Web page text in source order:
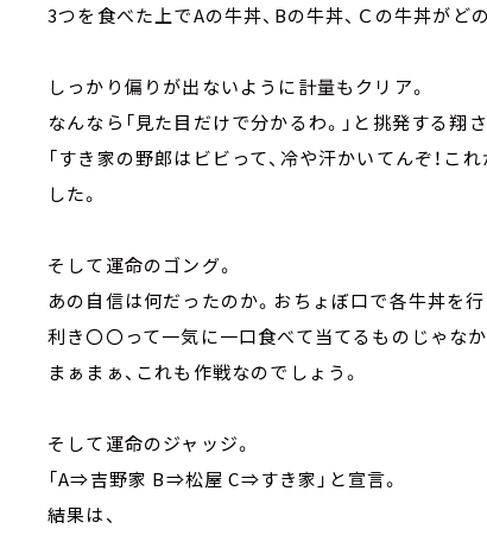
3つを食べた上でAの牛丼、Bの牛丼、Ｃの牛丼がど
しっかり偏りが出ないように計量もクリア。
なんなら「見た目だけで分かるわ。」と挑発する翔さ
「すき家の野郎はビビって、冷や汗かいてんぞ！こ
した。
そして運命のゴング。
あの自信は何だったのか。おちょぼ口で各牛丼を行
利き〇〇って一気に一口食べて当てるものじゃな
まぁまぁ、これも作戦なのでしょう。
そして運命のジャッジ。
「A⇒吉野家 B⇒松屋 C⇒すき家」と宣言。
結果は、